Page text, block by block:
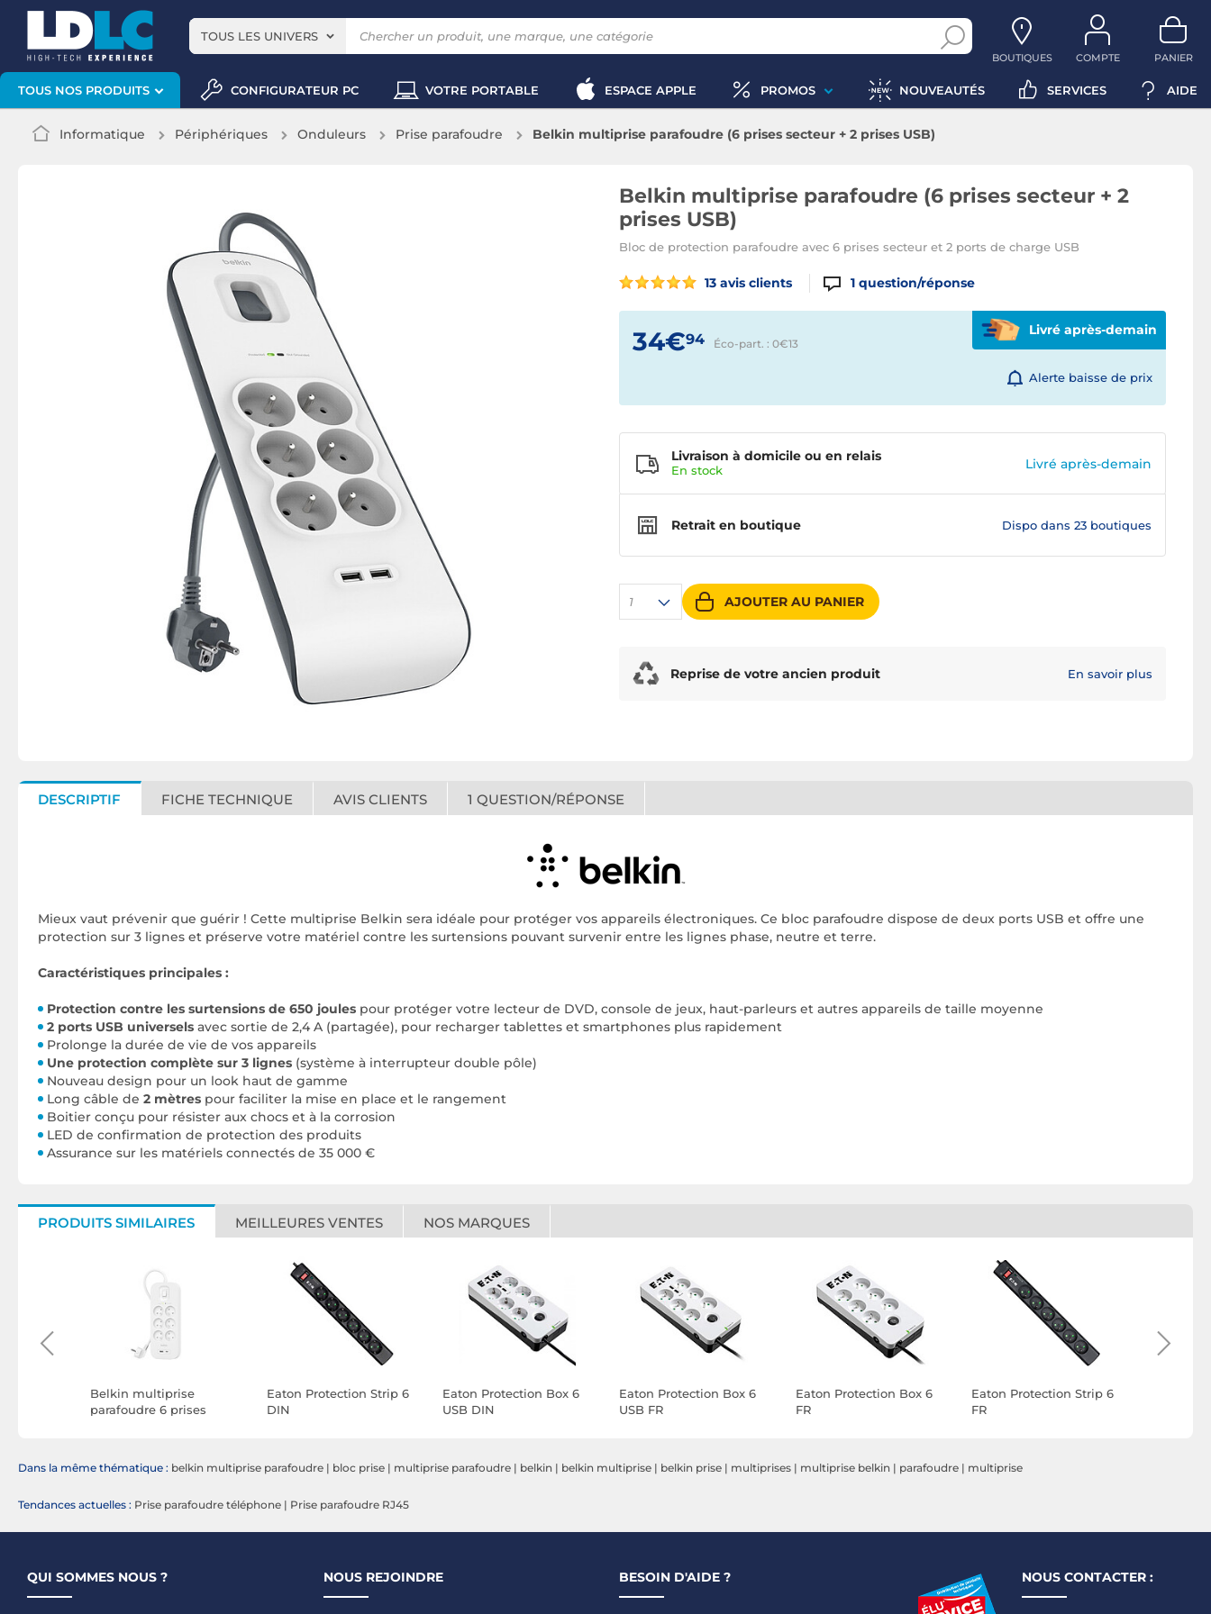
TOUS LES UNIVERS
BOUTIQUES COMPTE PANIER
TOUS NOS PRODUITS CONFIGURATEUR PC VOTRE PORTABLE ESPACE APPLE PROMOS NOUVEAUTÉS SERVICES AIDE
Informatique Périphériques Onduleurs Prise parafoudre Belkin multiprise parafoudre (6 prises secteur + 2 prises USB)
Belkin multiprise parafoudre (6 prises secteur + 2
prises USB)
Bloc de protection parafoudre avec 6 prises secteur et 2 ports de charge USB
13 avis clients 1 question/réponse
34€94 Éco-part. : 0€13
Livré après-demain
Alerte baisse de prix
1 AJOUTER AU PANIER
Livraison à domicile ou en relais
En stock Livré après-demain
Retrait en boutique Dispo dans 23 boutiques
Reprise de votre ancien produit En savoir plus
DESCRIPTIF FICHE TECHNIQUE AVIS CLIENTS 1 QUESTION/RÉPONSE
Mieux vaut prévenir que guérir ! Cette multiprise Belkin sera idéale pour protéger vos appareils électroniques. Ce bloc parafoudre dispose de deux ports USB et offre une
protection sur 3 lignes et préserve votre matériel contre les surtensions pouvant survenir entre les lignes phase, neutre et terre.
Caractéristiques principales :
Protection contre les surtensions de 650 joules pour protéger votre lecteur de DVD, console de jeux, haut-parleurs et autres appareils de taille moyenne
2 ports USB universels avec sortie de 2,4 A (partagée), pour recharger tablettes et smartphones plus rapidement
Prolonge la durée de vie de vos appareils
Une protection complète sur 3 lignes (système à interrupteur double pôle)
Nouveau design pour un look haut de gamme
Long câble de 2 mètres pour faciliter la mise en place et le rangement
Boitier conçu pour résister aux chocs et à la corrosion
LED de confirmation de protection des produits
Assurance sur les matériels connectés de 35 000 €
PRODUITS SIMILAIRES MEILLEURES VENTES NOS MARQUES
Belkin multiprise
parafoudre 6 prises
Eaton Protection Strip 6
DIN
Eaton Protection Box 6
USB DIN
Eaton Protection Box 6
USB FR
Eaton Protection Box 6
FR
Eaton Protection Strip 6
FR
Dans la même thématique : belkin multiprise parafoudre | bloc prise | multiprise parafoudre | belkin | belkin multiprise | belkin prise | multiprises | multiprise belkin | parafoudre | multiprise
Tendances actuelles : Prise parafoudre téléphone | Prise parafoudre RJ45
QUI SOMMES NOUS ? NOUS REJOINDRE BESOIN D'AIDE ? NOUS CONTACTER :